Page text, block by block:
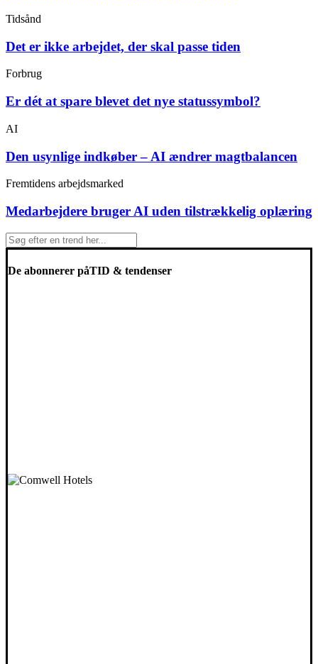
Tidsånd
Det er ikke arbejdet, der skal passe tiden
Forbrug
Er dét at spare blevet det nye statussymbol?
AI
Den usynlige indkøber – AI ændrer magtbalancen
Fremtidens arbejdsmarked
Medarbejdere bruger AI uden tilstrækkelig oplæring
De abonnerer påTID & tendenser